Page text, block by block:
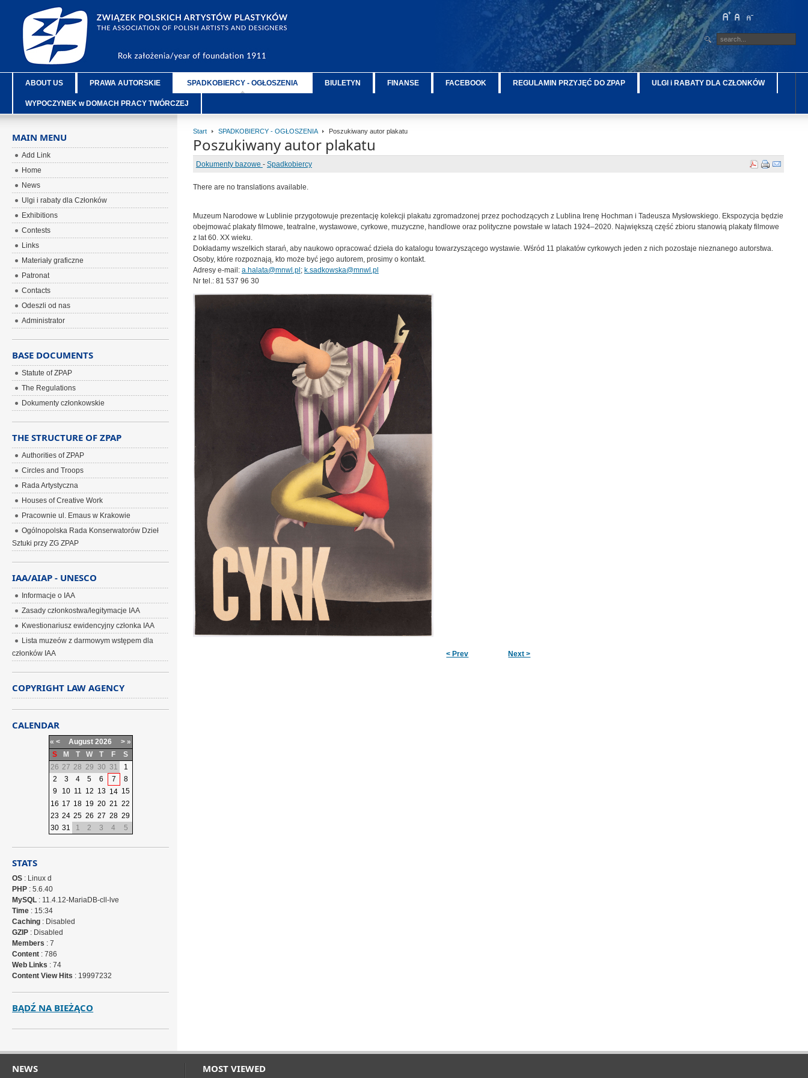
ABOUT US PRAWA AUTORSKIE SPADKOBIERCY - OGŁOSZENIA BIULETYN FINANSE FACEBOOK REGULAMIN PRZYJĘĆ DO ZPAP ULGI i RABATY DLA CZŁONKÓW
WYPOCZYNEK w DOMACH PRACY TWÓRCZEJ
Start SPADKOBIERCY - OGŁOSZENIA Poszukiwany autor plakatu
Poszukiwany autor plakatu
Dokumenty bazowe - Spadkobiercy
There are no translations available.
Muzeum Narodowe w Lublinie przygotowuje prezentację kolekcji plakatu zgromadzonej przez pochodzących z Lublina Irenę Hochman i Tadeusza Mysłowskiego. Ekspozycja będzie
obejmować plakaty filmowe, teatralne, wystawowe, cyrkowe, muzyczne, handlowe oraz polityczne powstałe w latach 1924–2020. Największą część zbioru stanowią plakaty filmowe
z lat 60. XX wieku.
Dokładamy wszelkich starań, aby naukowo opracować dzieła do katalogu towarzyszącego wystawie. Wśród 11 plakatów cyrkowych jeden z nich pozostaje nieznanego autorstwa.
Osoby, które rozpoznają, kto może być jego autorem, prosimy o kontakt.
Adresy e-mail: a.halata@mnwl.pl ; k.sadkowska@mnwl.pl
Nr tel.: 81 537 96 30
< Prev Next >
MAIN MENU
Add Link
Home
News
Ulgi i rabaty dla Członków
Exhibitions
Contests
Links
Materiały graficzne
Patronat
Contacts
Odeszli od nas
Administrator
BASE DOCUMENTS
Statute of ZPAP
The Regulations
Dokumenty członkowskie
THE STRUCTURE OF ZPAP
Authorities of ZPAP
Circles and Troops
Rada Artystyczna
Houses of Creative Work
Pracownie ul. Emaus w Krakowie
Ogólnopolska Rada Konserwatorów Dzieł
Sztuki przy ZG ZPAP
IAA/AIAP - UNESCO
Informacje o IAA
Zasady członkostwa/legitymacje IAA
Kwestionariusz ewidencyjny członka IAA
Lista muzeów z darmowym wstępem dla
członków IAA
COPYRIGHT LAW AGENCY
CALENDAR
« < August 2026 > »
S
M T W T F
S
26 27 28 29 30 31
1
2
3 4 5 6 7
8
9
10 11 12 13 14 15
16 17 18 19 20 21 22
23 24 25 26 27 28 29
30 31 1 2 3 4 5
STATS
OS : Linux d
PHP : 5.6.40
MySQL : 11.4.12-MariaDB-cll-lve
Time : 15:34
Caching : Disabled
GZIP : Disabled
Members : 7
Content : 786
Web Links : 74
Content View Hits : 19997232
BĄDŹ NA BIEŻĄCO
NEWS MOST VIEWED